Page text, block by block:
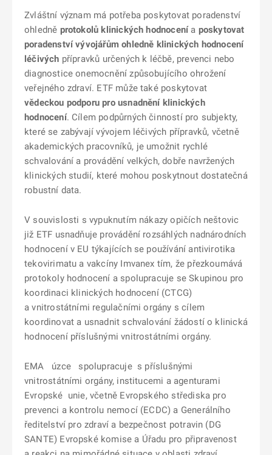
Zvláštní význam má potřeba poskytovat poradenství
ohledně protokolů klinických hodnocenía poskytovat
poradenství vývojářům ohledně klinických hodnocení
léčivých přípravků určených k léčbě, prevenci nebo
diagnostice onemocnění způsobujícího ohrožení
veřejného zdraví. ETF může také poskytovat
vědeckou podporu pro usnadnění klinických
hodnocení. Cílem podpůrných činností pro subjekty,
které se zabývají vývojem léčivých přípravků, včetně
akademických pracovníků, je umožnit rychlé
schvalování a provádění velkých, dobře navržených
klinických studií, které mohou poskytnout dostatečná
robustní data.
V souvislosti s vypuknutím nákazy opičích neštovic
již ETF usnadňuje provádění rozsáhlých nadnárodních
hodnocení v EU týkajících se používání antivirotika
tekovirimatu a vakcíny Imvanex tím, že přezkoumává
protokoly hodnocení a spolupracuje se Skupinou pro
koordinaci klinických hodnocení (CTCG)
a vnitrostátními regulačními orgány s cílem
koordinovat a usnadnit schvalování žádostí o klinická
hodnocení příslušnými vnitrostátními orgány.
EMA úzce spolupracuje s příslušnými
vnitrostátními orgány, institucemi a agenturami
Evropské unie, včetně Evropského střediska pro
prevenci a kontrolu nemocí (ECDC) a Generálního
ředitelství pro zdraví a bezpečnost potravin (DG
SANTE) Evropské komise a Úřadu pro připravenost